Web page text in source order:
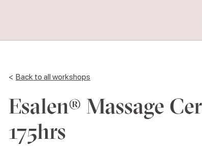
< Back to all workshops
Esalen® Massage
175hrs